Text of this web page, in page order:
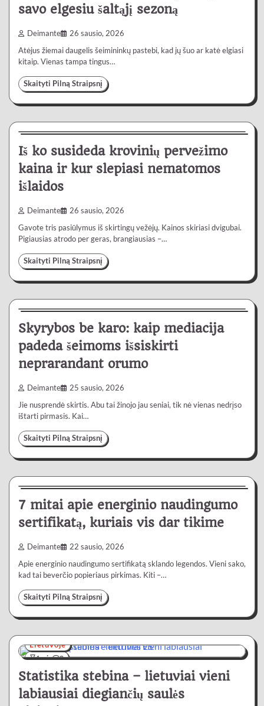
savo elgesiu šaltąjį sezoną
Deimante 26 sausio, 2026
Atėjus žiemai daugelis šeimininkų pastebi, kad jų šuo ar katė elgiasi
kitaip. Vienas tampa tingus…
Skaityti Pilną Straipsnį
Paslaugos
Iš ko susideda krovinių pervežimo
kaina ir kur slepiasi nematomos
išlaidos
Deimante 26 sausio, 2026
Gavote tris pasiūlymus iš skirtingų vežėjų. Kainos skiriasi dvigubai.
Pigiausias atrodo per geras, brangiausias –…
Skaityti Pilną Straipsnį
Skyrybos be karo: kaip mediacija
padeda šeimoms išsiskirti
neprarandant orumo
Deimante 25 sausio, 2026
Jie nusprendė skirtis. Abu tai žinojo jau seniai, tik nė vienas nedrįso
ištarti pirmasis. Kai…
Skaityti Pilną Straipsnį
4 min 0
7 mitai apie energinio naudingumo
sertifikatą, kuriais vis dar tikime
Deimante 22 sausio, 2026
Apie energinio naudingumo sertifikatą sklando legendos. Vieni sako,
kad tai beverčio popieriaus pirkimas. Kiti –…
Skaityti Pilną Straipsnį
4 min 0
Lietuvoje
Statistika stebina – lietuviai vieni
labiausiai diegiančių saulės